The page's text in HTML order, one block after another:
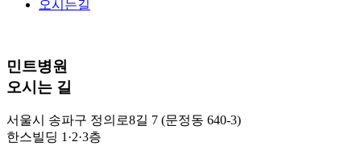
오시는길
민트병원
오시는 길
서울시 송파구 정의로8길 7 (문정동 640-3)
한스빌딩 1·2·3층